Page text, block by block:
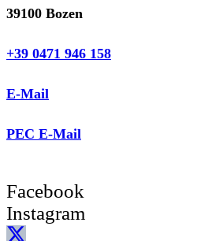
39100 Bozen
+39 0471 946 158
E-Mail
PEC E-Mail
Facebook
Instagram